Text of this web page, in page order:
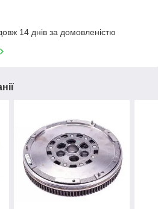
14 днів за домовленістю